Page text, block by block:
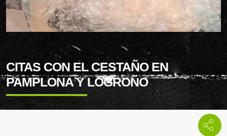
CITAS CON EL CESTAÑO EN
PAMPLONA Y LOGROÑO